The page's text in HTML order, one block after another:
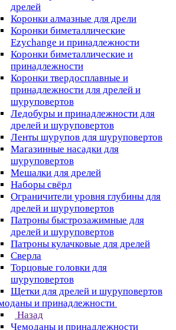
дрелей
Коронки алмазные для дрели
Коронки биметаллические
Ezychange и принадлежности
Коронки биметаллические и
принадлежности
Коронки твердосплавные и
принадлежности для дрелей и
шуруповертов
Ледобуры и принадлежности для
дрелей и шуруповертов
Ленты шурупов для шуруповертов
Магазинные насадки для
шуруповертов
Мешалки для дрелей
Наборы свёрл
Ограничители уровня глубины для
дрелей и шуруповертов
Патроны быстрозажимные для
дрелей и шуруповертов
Патроны кулачковые для дрелей
Сверла
Торцовые головки для
шуруповертов
Щетки для дрелей и шуруповертов
и принадлежности
Назад
Чемоданы и принадлежности